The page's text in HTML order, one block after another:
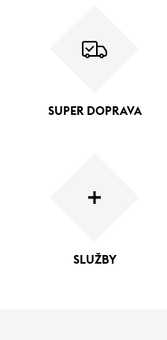
SUPER DOPRAVA
SLUŽBY